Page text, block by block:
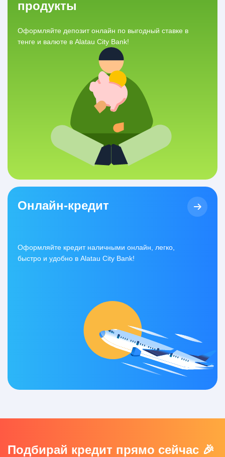
продукты
Оформляйте депозит онлайн по выгодный ставке в
тенге и валюте в Alatau City Bank!
Онлайн-кредит
Оформляйте кредит наличными онлайн, легко,
быстро и удобно в Alatau City Bank!
Подбирай кредит прямо сейчас 🎉